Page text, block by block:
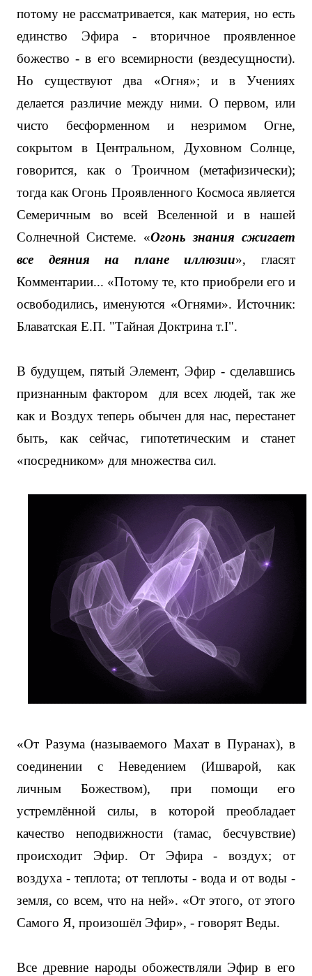
потому не рассматривается, как материя, но есть
единство Эфира - вторичное проявленное
божество - в его всемирности (вездесущности).
Но существуют два «Огня»; и в Учениях
делается различие между ними. О первом, или
чисто бесформенном и незримом Огне,
сокрытом в Центральном, Духовном Солнце,
говорится, как о Троичном (метафизически);
тогда как Огонь Проявленного Космоса является
Семеричным во всей Вселенной и в нашей
Солнечной Системе. «Огонь знания сжигает
все деяния на плане иллюзии», гласят
Комментарии... «Потому те, кто приобрели его и
освободились, именуются «Огнями». Источник:
Блаватская Е.П. "Тайная Доктрина т.I".
В будущем, пятый Элемент, Эфир - сделавшись
признанным фактором
для всех людей, так же
как и Воздух теперь обычен для нас, перестанет
быть, как сейчас, гипотетическим и станет
«посредником» для множества сил.
«От Разума (называемого Махат в Пуранах), в
соединении с Неведением (Ишварой, как
личным Божеством), при помощи его
устремлённой силы, в которой преобладает
качество неподвижности (тамас, бесчувствие)
происходит Эфир. От Эфира - воздух; от
воздуха - теплота; от теплоты - вода и от воды -
земля, со всем, что на ней». «От этого, от этого
Самого Я, произошёл Эфир», - говорят Веды.
Все древние народы обожествляли Эфир в его